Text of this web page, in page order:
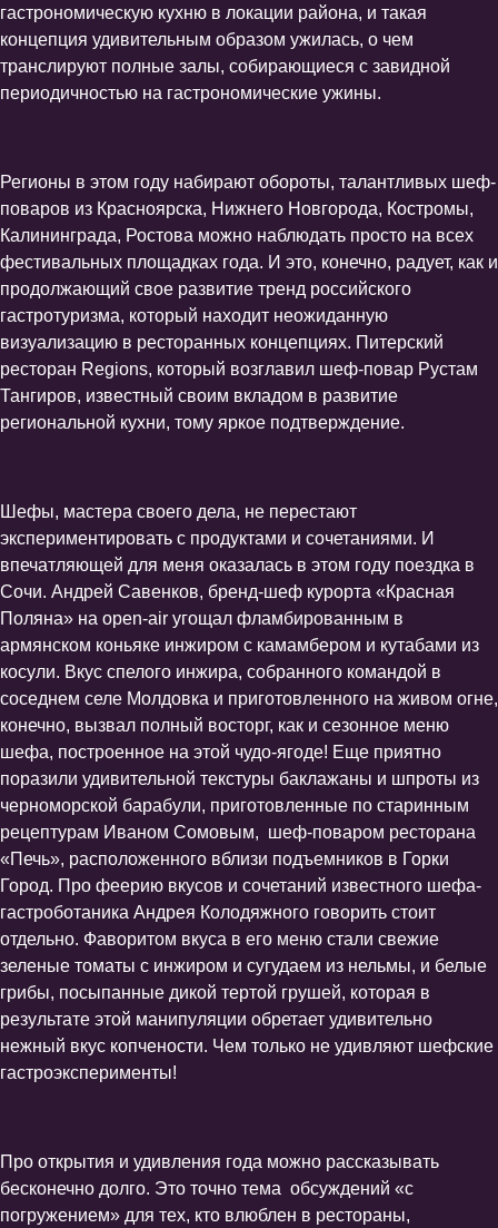
гастрономическую кухню в локации района, и такая
концепция удивительным образом ужилась, о чем
транслируют полные залы, собирающиеся с завидной
периодичностью на гастрономические ужины.
Регионы в этом году набирают обороты, талантливых шеф-
поваров из Красноярска, Нижнего Новгорода, Костромы,
Калининграда, Ростова можно наблюдать просто на всех
фестивальных площадках года. И это, конечно, радует, как и
продолжающий свое развитие тренд российского
гастротуризма, который находит неожиданную
визуализацию в ресторанных концепциях. Питерский
ресторан Regions, который возглавил шеф-повар Рустам
Тангиров, известный своим вкладом в развитие
региональной кухни, тому яркое подтверждение.
Шефы, мастера своего дела, не перестают
экспериментировать с продуктами и сочетаниями. И
впечатляющей для меня оказалась в этом году поездка в
Сочи. Андрей Савенков, бренд-шеф курорта «Красная
Поляна» на open-air угощал фламбированным в
армянском коньяке инжиром с камамбером и кутабами из
косули. Вкус спелого инжира, собранного командой в
соседнем селе Молдовка и приготовленного на живом огне,
конечно, вызвал полный восторг, как и сезонное меню
шефа, построенное на этой чудо-ягоде! Еще приятно
поразили удивительной текстуры баклажаны и шпроты из
черноморской барабули, приготовленные по старинным
рецептурам Иваном Сомовым, шеф-поваром ресторана
«Печь», расположенного вблизи подъемников в Горки
Город. Про феерию вкусов и сочетаний известного шефа-
гастроботаника Андрея Колодяжного говорить стоит
отдельно. Фаворитом вкуса в его меню стали свежие
зеленые томаты с инжиром и сугудаем из нельмы, и белые
грибы, посыпанные дикой тертой грушей, которая в
результате этой манипуляции обретает удивительно
нежный вкус копчености. Чем только не удивляют шефские
гастроэксперименты!
Про открытия и удивления года можно рассказывать
бесконечно долго. Это точно тема обсуждений «с
погружением» для тех, кто влюблен в рестораны,